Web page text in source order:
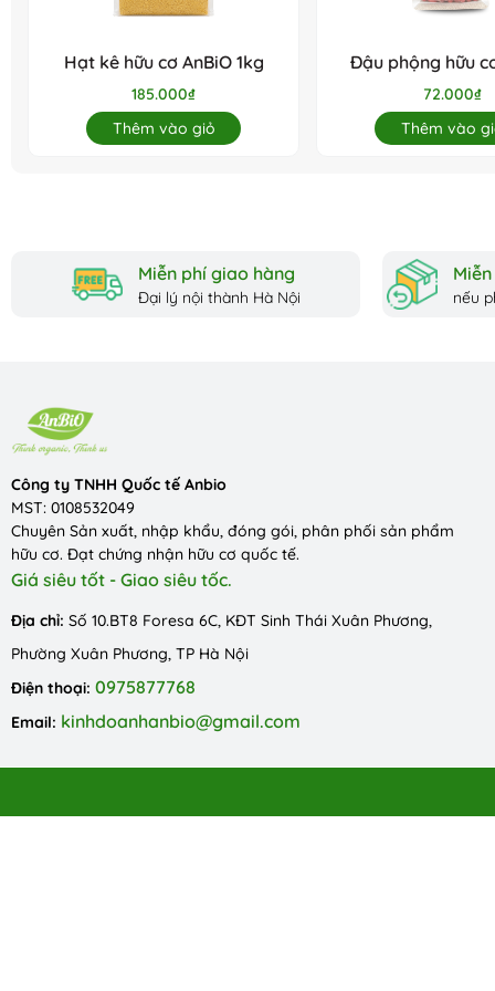
Hướng dẫn bảo quản
Bảo quản nơi khô ráo, thoáng mát
Tránh ánh nắng trực tiếp
Hạt kê hữu cơ AnBiO 1kg
185.000₫
Thêm vào giỏ
Đậu phộng hữu
200g
72.000₫
Thêm vào
Miễn phí giao hàng
Đại lý nội thành Hà Nội nếu
Công ty TNHH Quốc tế Anbio
MST: 0108532049
Chuyên Sản xuất, nhập khẩu, đóng gói, phân phối sản phẩm
hữu cơ. Đạt chứng nhận hữu cơ quốc tế.
Giá siêu tốt - Giao siêu tốc.
Địa chỉ: Số 10.BT8 Foresa 6C, KĐT Sinh Thái Xuân Phương,
Phường Xuân Phương, TP Hà Nội
Điện thoại: 0975877768
Email: kinhdoanhanbio@gmail.com